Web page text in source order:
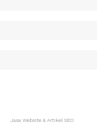
Jasa Website & Artikel SEO